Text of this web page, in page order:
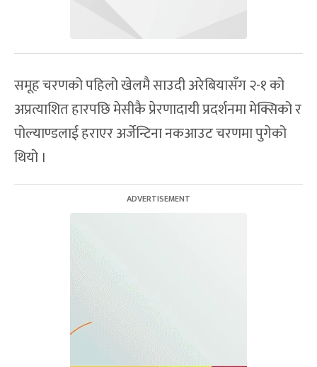
समूह चरणको पहिलो खेलमै साउदी अरेबियासँग २-१ को
अप्रत्याशित हारपछि मेसीकै प्रेरणादायी प्रदर्शनमा मेक्सिको र
पोल्याण्डलाई हराएर अर्जेन्टिना नकआउट चरणमा पुगेको
थियो ।